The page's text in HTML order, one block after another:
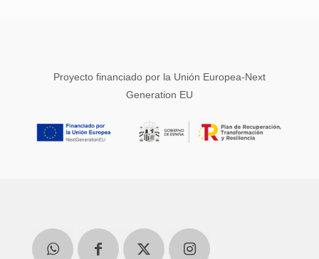
Proyecto financiado por la Unión Europea-Next
Generation EU